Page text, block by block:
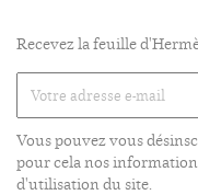
Recevez la feuille
Vous pouvez vous
pour cela nos
d'utilisation du site.